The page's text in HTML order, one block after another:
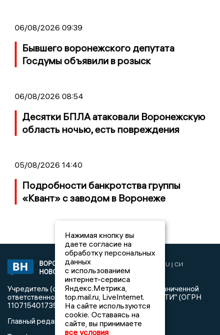
06/08/2026 09:39
Бывшего воронежского депутата
Госдумы объявили в розыск
06/08/2026 08:54
Десятки БПЛА атаковали Воронежскую
область ночью, есть повреждения
05/08/2026 14:40
Подробности банкротства группы
«Квант» с заводом в Воронеже
ВОРОНЕЖСКИЕ
НОВОСТИ
2019 © VORONEZHNEWS.RU | СИ
«Воронежские новости»
Учредитель (соучредители): Общество с ограниченной
ответственностью "РЕГИОНАЛЬНЫЕ НОВОСТИ" (ОГРН
1107154017354)
Главный редактор: Пирогов А.А.
Нажимая кнопку вы
даете согласие на
обработку персональных
данных
с использованием
интернет-сервиса
Яндекс.Метрика,
top.mail.ru, LiveInternet.
На сайте используются
cookie. Оставаясь на
сайте, вы принимаете
все условия